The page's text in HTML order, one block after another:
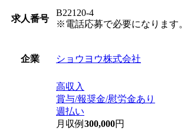
求人番号
B22120-4
※電話応募で必要になります。
企業 ショウヨウ株式会社
高収入
賞与/報奨金/慰労金あり
週払い
月収例 300,000円